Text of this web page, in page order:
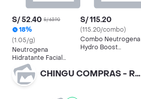
S/ 52.40 S/ 63.90
18%
(1.05/g)
Neutrogena
Hidratante Facial
Hydro Boost
S/ 115.20
(115.20/combo)
Combo Neutrogena
Hydro Boost
CHINGU COMPRAS - REGALOS